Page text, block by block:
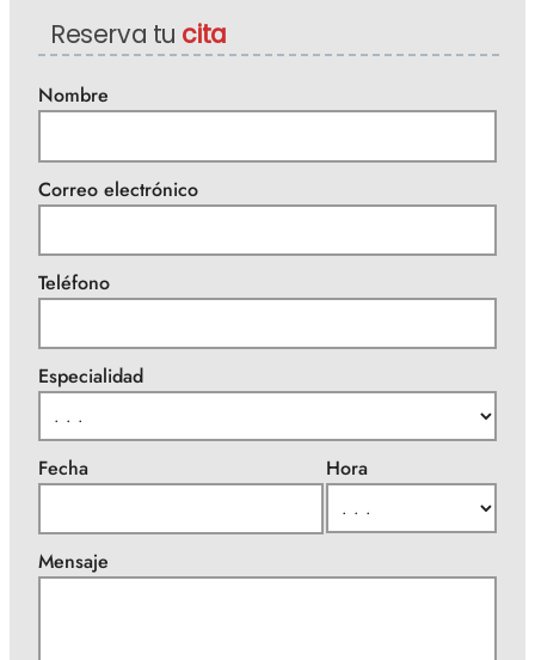
Reserva tu cita
Nombre
Correo electrónico
Teléfono
Especialidad
Fecha Hora
Mensaje